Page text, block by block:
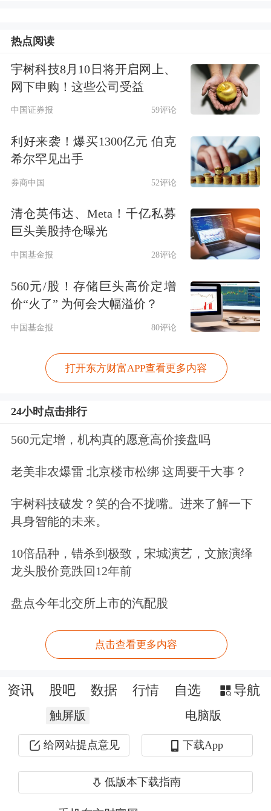
北信瑞丰基金基金经理于军华表示，所
谓的稳定币，是一种与信用货币或黄金
等具有稳定性的储备资产挂钩的数字货
货币之间的沟通桥梁，其目的在于保持
法定货币与加密货币之间交易时的价格
在于军华看来，法币稳定币本质上更接
近传统的信用货币，安全效率高，但也
是去中心化的。稳定币有独立受监管的
发行方，一般要定期接受审计。
华富基金认为，首先，作为锚定法定货
币或大宗商品价值的加密货币，稳定币
连接了现实世界与加密世界；其次，是
变得像微信转账一样快捷，既不需要
行账号，也不需要SWIFT等中心化结算
系统。
易米基金表示，稳定币的实质进展代表
技术革新提升支付效率，降低支付
球供应链优化，进而赋能实体经济。稳
定币的监管立法标志着加密货币从“边
缘创新”迈入“主流金融工具”阶段，推
体，这一进程将加速全球货币竞争格局
热点阅读
宇树科技8月10日将开启网上、
网下申购！这些公司受益
中国证券报 59评论
利好来袭！爆买1300亿元 伯克
希尔罕见出手
券商中国 52评论
清仓英伟达、Meta！千亿私募
巨头美股持仓曝光
中国基金报 28评论
560元/股！存储巨头高价定增
价“火了” 为何会大幅溢价？
中国基金报 80评论
打开东方财富APP查看更多内容
24小时点击排行
560元定增，机构真的愿意高价接盘吗
老美非农爆雷 北京楼市松绑 这周要干大事？
宇树科技破发？笑的合不拢嘴。进来了解一下
具身智能的未来。
10倍品种，错杀到极致，宋城演艺，文旅演绎
龙头股价竟跌回12年前
盘点今年北交所上市的汽配股
点击查看更多内容
资讯 股吧 数据 行情 自选 导航
触屏版 电脑版
给网站提点意见 下载App
低版本下载指南